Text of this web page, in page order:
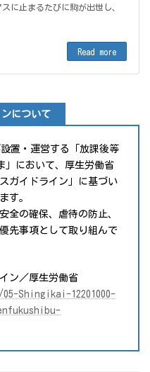
に止まるたびに駒が出世し、
Read more
について
置・運営する「放課後等
」において、厚生労働省
ガイドライン」に基づい
す。
全の確保、虐待の防止、
先事項として取り組んで
ン／厚生労働省
Shingikai-12201000-